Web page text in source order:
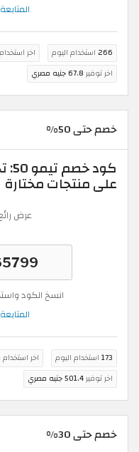
266 استخدام اليوم اخر
اخر توفير 67.8 جنيه مصري
خصم حتى 50%
على منتجات مختارة
عرض
انسخ الكود
173 استخدام اليوم اخر
اخر توفير501.4 جنيه مصري
خصم حتى 30%